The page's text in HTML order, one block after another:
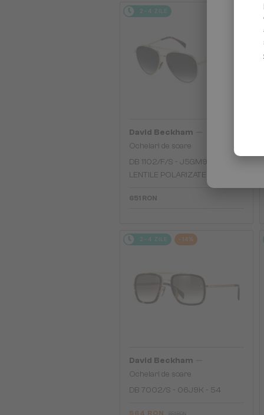
2-4 ZILE
David Beckham
Ochelari de soare
DB 1102/F/S - J5GM9 - 61 - CU
LENTILE POLARIZATE
651 RON
2-4 ZILE -14%
David Beckham
Ochelari de soare
DB 7002/S - 06J9K - 54
564 RON